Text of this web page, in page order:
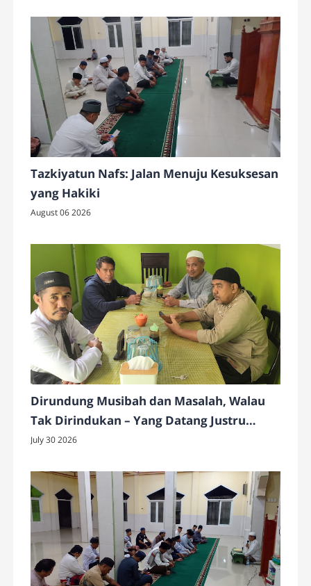
Tazkiyatun Nafs: Jalan Menuju Kesuksesan
yang Hakiki
August 06 2026
Dirundung Musibah dan Masalah, Walau
Tak Dirindukan – Yang Datang Justru
Keberkahan
July 30 2026